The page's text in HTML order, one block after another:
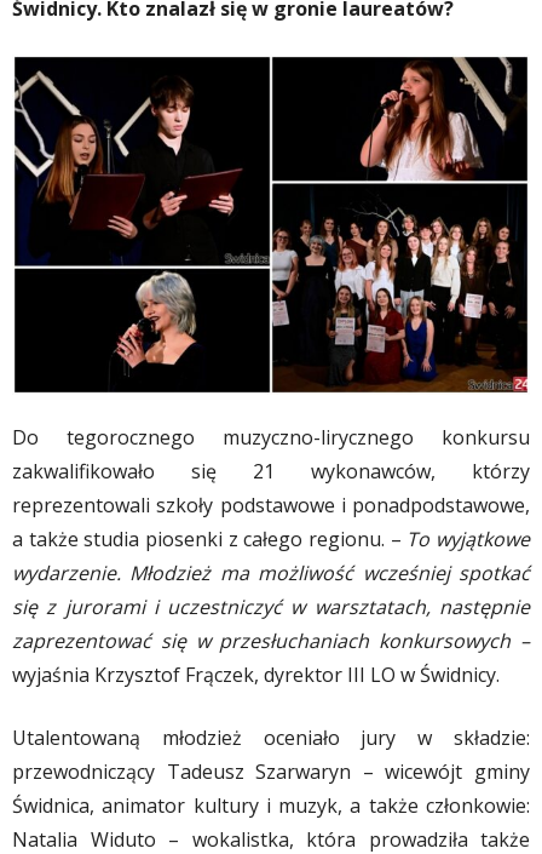
Świdnicy. Kto znalazł się w gronie laureatów?
Do tegorocznego muzyczno-lirycznego konkursu
zakwalifikowało się 21 wykonawców, którzy
reprezentowali szkoły podstawowe i ponadpodstawowe,
a także studia piosenki z całego regionu. – To wyjątkowe
wydarzenie. Młodzież ma możliwość wcześniej spotkać
się z jurorami i uczestniczyć w warsztatach, następnie
zaprezentować się w przesłuchaniach konkursowych –
wyjaśnia Krzysztof Frączek, dyrektor III LO w Świdnicy.
Utalentowaną młodzież oceniało jury w składzie:
przewodniczący Tadeusz Szarwaryn – wicewójt gminy
Świdnica, animator kultury i muzyk, a także członkowie:
Natalia Widuto – wokalistka, która prowadziła także